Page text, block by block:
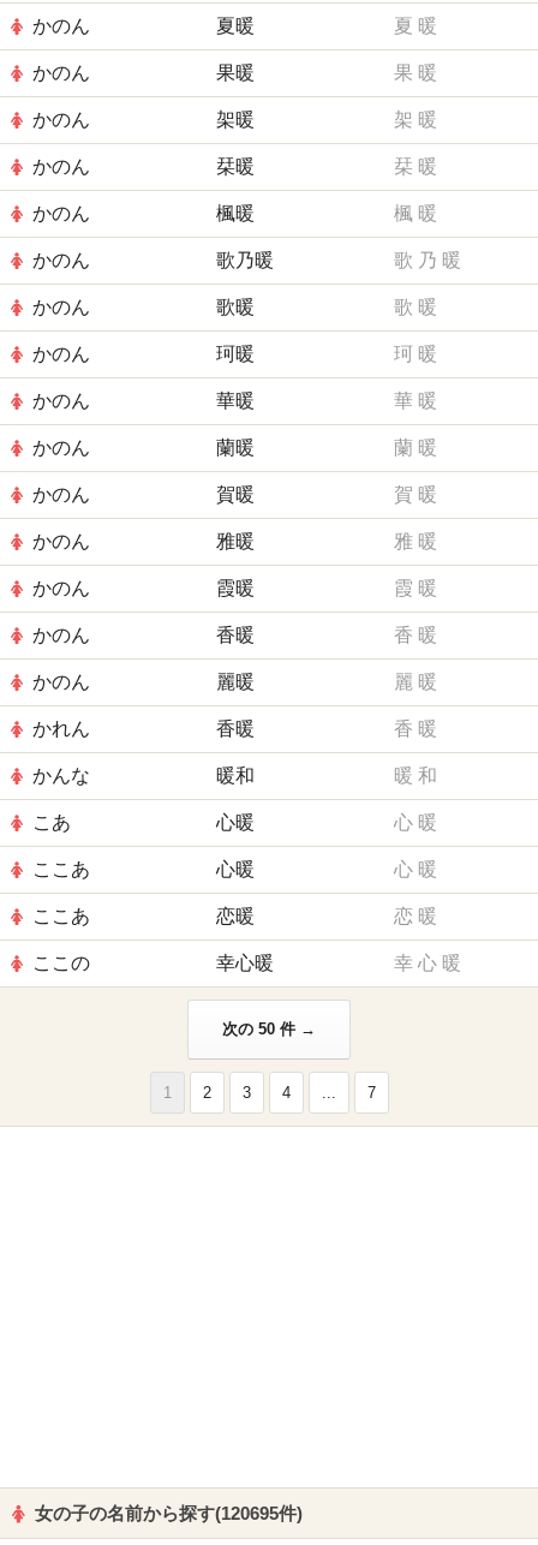
かのん 夏暖 夏 暖
かのん 果暖 果 暖
かのん 架暖 架 暖
かのん 栞暖 栞 暖
かのん 楓暖 楓 暖
かのん 歌乃暖 歌 乃 暖
かのん 歌暖 歌 暖
かのん 珂暖 珂 暖
かのん 華暖 華 暖
かのん 蘭暖 蘭 暖
かのん 賀暖 賀 暖
かのん 雅暖 雅 暖
かのん 霞暖 霞 暖
かのん 香暖 香 暖
かのん 麗暖 麗 暖
かれん 香暖 香 暖
かんな 暖和 暖 和
こあ 心暖 心 暖
ここあ 心暖 心 暖
ここあ 恋暖 恋 暖
ここの 幸心暖 幸 心 暖
次の 50 件 →
1 2 3 4 ... 7
女の子の名前から探す(120695件)